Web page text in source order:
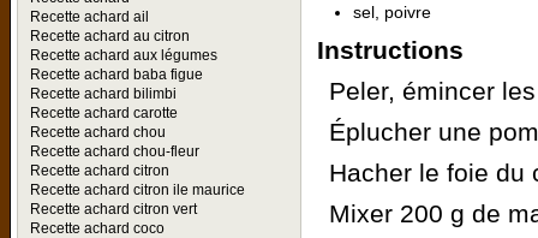
Recette achard ail
Recette achard au citron
Recette achard aux légumes
Recette achard baba figue
Recette achard bilimbi
Recette achard carotte
Recette achard chou
Recette achard chou-fleur
Recette achard citron
Recette achard citron ile maurice
Recette achard citron vert
Recette achard coco
sel, poivre
Instructions
Peler, émincer
Éplucher une
Hacher le foie du
Mixer 200 g de